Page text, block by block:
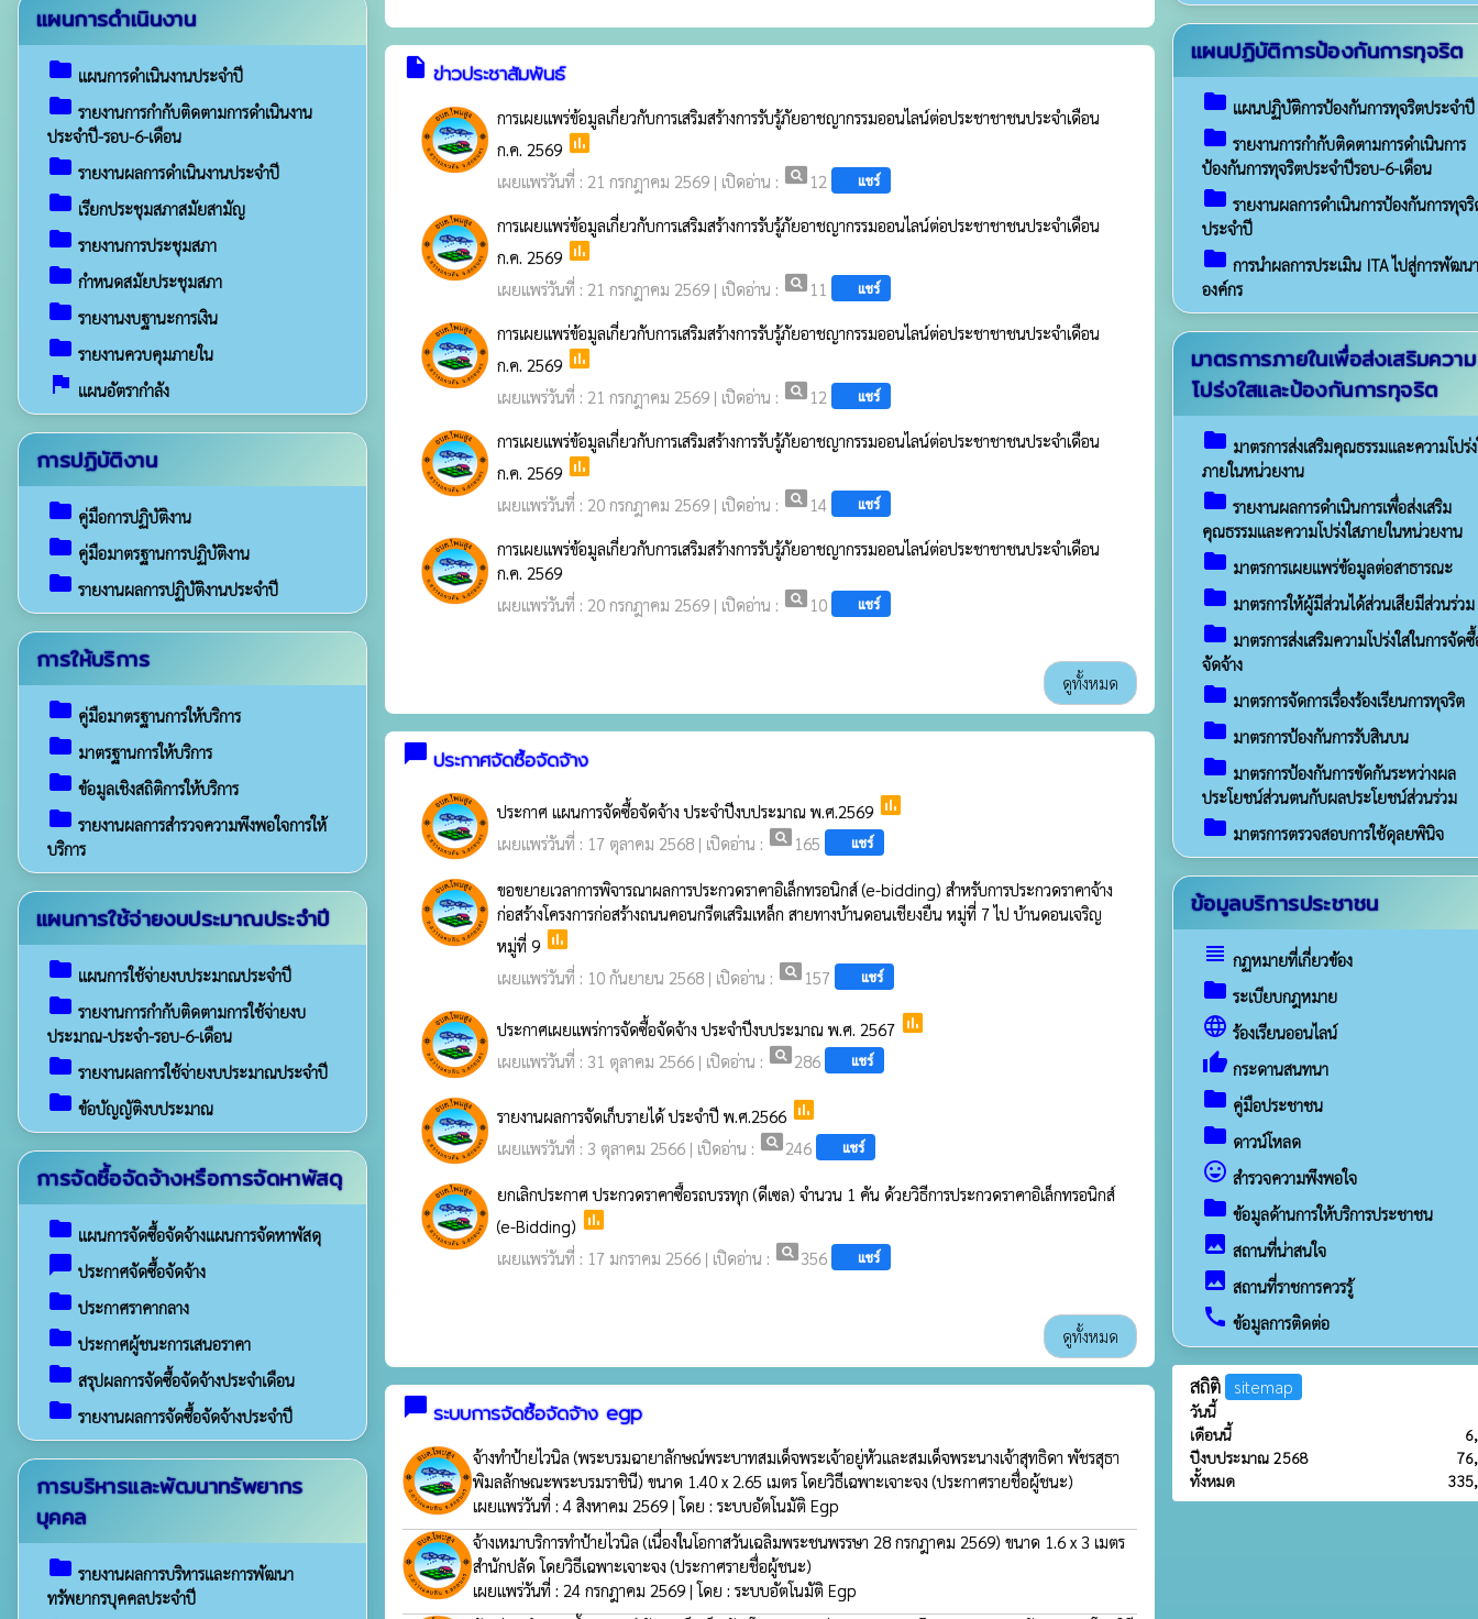
แผนการดำเนินงาน
folder แผนการดำเนินงานประจำปี
folder รายงานการกำกับติดตามการดำเนินงาน
ประจำปี-รอบ-6-เดือน
folder รายงานผลการดำเนินงานประจำปี
folder เรียกประชุมสภาสมัยสามัญ
folder รายงานการประชุมสภา
folder กำหนดสมัยประชุมสภา
folder รายงานงบฐานะการเงิน
folder รายงานควบคุมภายใน
assistant_photo แผนอัตรากำลัง
การปฏิบัติงาน
folder คู่มือการปฏิบัติงาน
folder คู่มือมาตรฐานการปฏิบัติงาน
folder รายงานผลการปฏิบัติงานประจำปี
การให้บริการ
folder คู่มือมาตรฐานการให้บริการ
folder มาตรฐานการให้บริการ
folder ข้อมูลเชิงสถิติการให้บริการ
folder รายงานผลการสำรวจความพึงพอใจการให้
บริการ
แผนการใช้จ่ายงบประมาณประจำปี
folder แผนการใช้จ่ายงบประมาณประจำปี
folder รายงานการกำกับติดตามการใช้จ่ายงบ
ประมาณ-ประจำ-รอบ-6-เดือน
folder รายงานผลการใช้จ่ายงบประมาณประจำปี
folder ข้อบัญญัติงบประมาณ
การจัดซื้อจัดจ้างหรือการจัดหาพัสดุ
folder แผนการจัดซื้อจัดจ้างแผนการจัดหาพัสดุ
chat_bubble ประกาศจัดซื้อจัดจ้าง
folder ประกาศราคากลาง
folder ประกาศผู้ชนะการเสนอราคา
folder สรุปผลการจัดซื้อจัดจ้างประจำเดือน
folder รายงานผลการจัดซื้อจัดจ้างประจำปี
การบริหารและพัฒนาทรัพยากร
บุคคล
folder รายงานผลการบริหารและการพัฒนา
ทรัพยากรบุคคลประจำปี
insert_drive_file ข่าวประชาสัมพันธ์
การเผยแพร่ข้อมูลเกี่ยวกับการเสริมสร้างการรับรู้ภัยอาชญากรรมออนไลน์ต่อประชาชาชนประจำเดือน
ก.ค. 2569 poll
เผยแพร่วันที่ : 21 กรกฎาคม 2569 | เปิดอ่าน : pageview 12 แชร์
การเผยแพร่ข้อมูลเกี่ยวกับการเสริมสร้างการรับรู้ภัยอาชญากรรมออนไลน์ต่อประชาชาชนประจำเดือน
ก.ค. 2569 poll
เผยแพร่วันที่ : 21 กรกฎาคม 2569 | เปิดอ่าน : pageview 11 แชร์
การเผยแพร่ข้อมูลเกี่ยวกับการเสริมสร้างการรับรู้ภัยอาชญากรรมออนไลน์ต่อประชาชาชนประจำเดือน
ก.ค. 2569 poll
เผยแพร่วันที่ : 21 กรกฎาคม 2569 | เปิดอ่าน : pageview 12 แชร์
การเผยแพร่ข้อมูลเกี่ยวกับการเสริมสร้างการรับรู้ภัยอาชญากรรมออนไลน์ต่อประชาชาชนประจำเดือน
ก.ค. 2569 poll
เผยแพร่วันที่ : 20 กรกฎาคม 2569 | เปิดอ่าน : pageview 14 แชร์
การเผยแพร่ข้อมูลเกี่ยวกับการเสริมสร้างการรับรู้ภัยอาชญากรรมออนไลน์ต่อประชาชาชนประจำเดือน
ก.ค. 2569
เผยแพร่วันที่ : 20 กรกฎาคม 2569 | เปิดอ่าน : pageview 10 แชร์
ดูทั้งหมด
chat_bubble ประกาศจัดซื้อจัดจ้าง
ประกาศ แผนการจัดซื้อจัดจ้าง ประจำปีงบประมาณ พ.ศ.2569 poll
เผยแพร่วันที่ : 17 ตุลาคม 2568 | เปิดอ่าน : pageview 165 แชร์
ขอขยายเวลาการพิจารณาผลการประกวดราคาอิเล็กทรอนิกส์ (e-bidding) สำหรับการประกวดราคาจ้าง
ก่อสร้างโครงการก่อสร้างถนนคอนกรีตเสริมเหล็ก สายทางบ้านดอนเชียงยืน หมู่ที่ 7 ไป บ้านดอนเจริญ
หมู่ที่ 9 poll
เผยแพร่วันที่ : 10 กันยายน 2568 | เปิดอ่าน : pageview 157 แชร์
ประกาศเผยแพร่การจัดซื้อจัดจ้าง ประจำปีงบประมาณ พ.ศ. 2567 poll
เผยแพร่วันที่ : 31 ตุลาคม 2566 | เปิดอ่าน : pageview286 แชร์
รายงานผลการจัดเก็บรายได้ ประจำปี พ.ศ.2566 poll
เผยแพร่วันที่ : 3 ตุลาคม 2566 | เปิดอ่าน : pageview246 แชร์
ยกเลิกประกาศ ประกวดราคาซื้อรถบรรทุก (ดีเซล) จำนวน 1 คัน ด้วยวิธีการประกวดราคาอิเล็กทรอนิกส์
(e-Bidding) poll
เผยแพร่วันที่ : 17 มกราคม 2566 | เปิดอ่าน : pageview356 แชร์
ดูทั้งหมด
chat_bubble ระบบการจัดซื้อจัดจ้าง egp
จ้างทำป้ายไวนิล (พระบรมฉายาลักษณ์พระบาทสมเด็จพระเจ้าอยู่หัวและสมเด็จพระนางเจ้าสุทธิดา พัชรสุธา
พิมลลักษณะพระบรมราชินี) ขนาด 1.40 x 2.65 เมตร โดยวิธีเฉพาะเจาะจง (ประกาศรายชื่อผู้ชนะ)
เผยแพร่วันที่ : 4 สิงหาคม 2569 | โดย : ระบบอัตโนมัติ Egp
จ้างเหมาบริการทำป้ายไวนิล (เนื่องในโอกาสวันเฉลิมพระชนพรรษา 28 กรกฎาคม 2569) ขนาด 1.6 x 3 เมตร
สำนักปลัด โดยวิธีเฉพาะเจาะจง (ประกาศรายชื่อผู้ชนะ)
เผยแพร่วันที่ : 24 กรกฎาคม 2569 | โดย : ระบบอัตโนมัติ Egp
แผนปฏิบัติการป้องกันการทุจริต
folder แผนปฏิบัติการป้องกันการทุจริตประจำปี
folder รายงานการกำกับติดตามการดำเนินการ
ป้องกันการทุจริตประจำปีรอบ-6-เดือน
folder รายงานผลการดำเนินการป้องกันการทุจ
ประจำปี
folder การนำผลการประเมิน ITA ไปสู่การพัฒนา
องค์กร
มาตรการภายในเพื่อส่งเสริมความ
โปร่งใสและป้องกันการทุจริต
folder มาตรการส่งเสริมคุณธรรมและความโปร่
ภายในหน่วยงาน
folder รายงานผลการดำเนินการเพื่อส่งเสริม
คุณธรรมและความโปร่งใสภายในหน่วยงาน
folder มาตรการเผยแพร่ข้อมูลต่อสาธารณะ
folder มาตรการให้ผู้มีส่วนได้ส่วนเสียมีส่วนร่วม
folder มาตรการส่งเสริมความโปร่งใสในการจัด
จัดจ้าง
folder มาตรการจัดการเรื่องร้องเรียนการทุจริต
folder มาตรการป้องกันการรับสินบน
folder มาตรการป้องกันการขัดกันระหว่างผล
ประโยชน์ส่วนตนกับผลประโยชน์ส่วนร่วม
folder มาตรการตรวจสอบการใช้ดุลยพินิจ
ข้อมูลบริการประชาชน
view_headline กฏหมายที่เกี่ยวข้อง
folder ระเบียบกฎหมาย
language ร้องเรียนออนไลน์
thumb_up กระดานสนทนา
folder คู่มือประชาชน
folder ดาวน์โหลด
sentiment_very_satisfied สำรวจความพึงพอใจ
folder ข้อมูลด้านการให้บริการประชาชน
image สถานที่น่าสนใจ
image สถานที่ราชการควรรู้
call ข้อมูลการติดต่อ
สถิติ sitemap
วันนี้
เดือนนี้
ปีงบประมาณ 2568
ทั้งหมด